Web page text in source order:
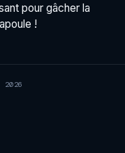
pour gâcher la
!